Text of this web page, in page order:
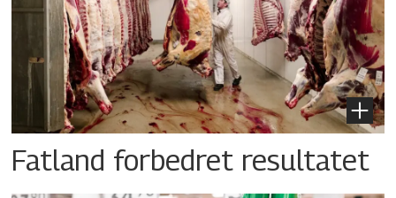
Fatland forbedret resultatet